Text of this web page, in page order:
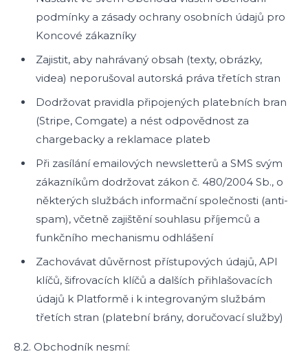
podmínky a zásady ochrany osobních údajů pro
Koncové zákazníky
Zajistit, aby nahrávaný obsah (texty, obrázky,
videa) neporušoval autorská práva třetích stran
Dodržovat pravidla připojených platebních bran
(Stripe, Comgate) a nést odpovědnost za
chargebacky a reklamace plateb
Při zasílání emailových newsletterů a SMS svým
zákazníkům dodržovat zákon č. 480/2004 Sb., o
některých službách informační společnosti (anti-
spam), včetně zajištění souhlasu příjemců a
funkčního mechanismu odhlášení
Zachovávat důvěrnost přístupových údajů, API
klíčů, šifrovacích klíčů a dalších přihlašovacích
údajů k Platformě i k integrovaným službám
třetích stran (platební brány, doručovací služby)
8.2. Obchodník nesmí: